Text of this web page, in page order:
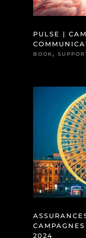
PULSE |
BOOK,
2024